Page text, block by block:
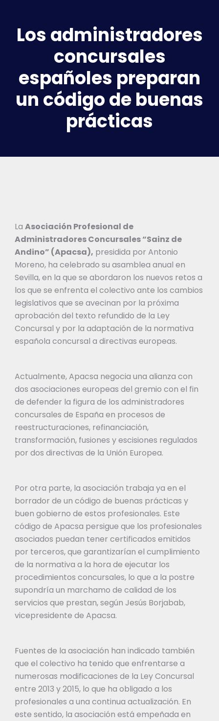
Los administradores
concursales
españoles preparan
un código de buenas
prácticas
La Asociación Profesional de
Administradores Concursales “Sainz de
Andino” (Apacsa), presidida por Antonio
Moreno, ha celebrado su asamblea anual en
Sevilla, en la que se abordaron los nuevos retos a
los que se enfrenta el colectivo ante los cambios
legislativos que se avecinan por la próxima
aprobación del texto refundido de la Ley
Concursal y por la adaptación de la normativa
española concursal a directivas europeas.
Actualmente, Apacsa negocia una alianza con
dos asociaciones europeas del gremio con el fin
de defender la figura de los administradores
concursales de España en procesos de
reestructuraciones, refinanciación,
transformación, fusiones y escisiones regulados
por dos directivas de la Unión Europea.
Por otra parte, la asociación trabaja ya en el
borrador de un código de buenas prácticas y
buen gobierno de estos profesionales. Este
código de Apacsa persigue que los profesionales
asociados puedan tener certificados emitidos
por terceros, que garantizarían el cumplimiento
de la normativa a la hora de ejecutar los
procedimientos concursales, lo que a la postre
supondría un marchamo de calidad de los
servicios que prestan, según Jesús Borjabab,
vicepresidente de Apacsa.
Fuentes de la asociación han indicado también
que el colectivo ha tenido que enfrentarse a
numerosas modificaciones de la Ley Concursal
entre 2013 y 2015, lo que ha obligado a los
profesionales a una continua actualización. En
este sentido, la asociación está empeñada en